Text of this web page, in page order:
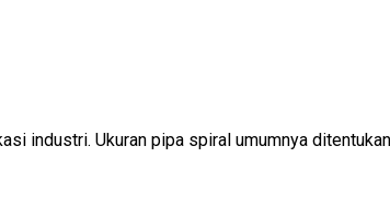
industri. Ukuran pipa spiral umumnya